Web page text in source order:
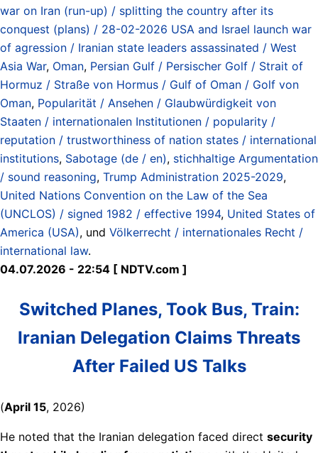
war on Iran (run-up) / splitting the country after its
conquest (plans) / 28-02-2026 USA and Israel launch war
of agression / Iranian state leaders assassinated / West
Asia War, Oman, Persian Gulf / Persischer Golf / Strait of
Hormuz / Straße von Hormus / Gulf of Oman / Golf von
Oman, Popularität / Ansehen / Glaubwürdigkeit von
Staaten / internationalen Institutionen / popularity /
reputation / trustworthiness of nation states / international
institutions, Sabotage (de / en), stichhaltige Argumentation
/ sound reasoning, Trump Administration 2025-2029,
United Nations Convention on the Law of the Sea
(UNCLOS) / signed 1982 / effective 1994, United States of
America (USA), und Völkerrecht / internationales Recht /
international law.
04.07.2026 - 22:54 [ NDTV.com ]
Switched Planes, Took Bus, Train:
Iranian Delegation Claims Threats
After Failed US Talks
(April 15, 2026)
He noted that the Iranian delegation faced direct security